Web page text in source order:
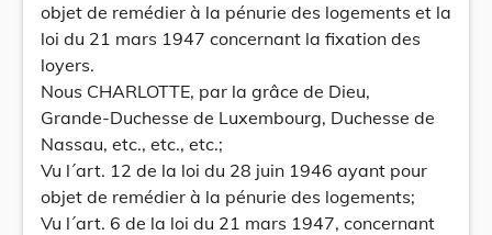
objet de remédier à la pénurie des logements et la
loi du 21 mars 1947 concernant la fixation des
loyers.
Nous CHARLOTTE, par la grâce de Dieu,
Grande-Duchesse de Luxembourg, Duchesse de
Nassau, etc., etc., etc.;
Vu l´art. 12 de la loi du 28 juin 1946 ayant pour
objet de remédier à la pénurie des logements;
Vu l´art. 6 de la loi du 21 mars 1947, concernant